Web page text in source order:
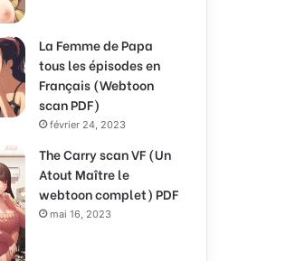
La Femme de Papa
tous les épisodes en
Français (Webtoon
scan PDF)
février 24, 2023
The Carry scan VF (Un
Atout Maître le
webtoon complet) PDF
mai 16, 2023